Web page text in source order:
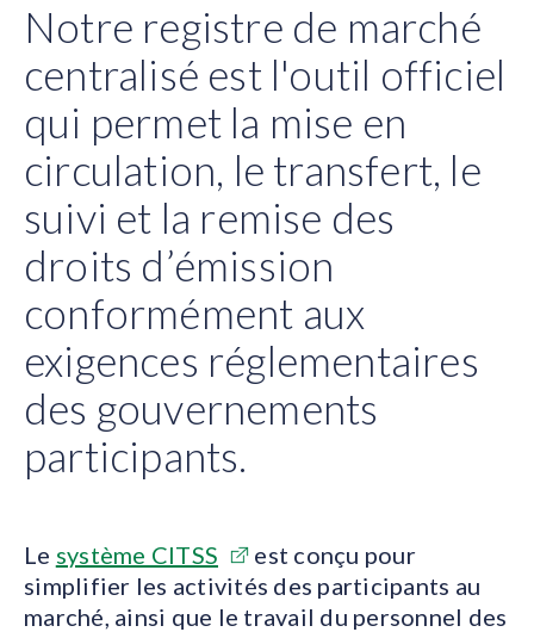
Notre registre de marché
centralisé est l'outil officiel
qui permet la mise en
circulation, le transfert, le
suivi et la remise des
droits d’émission
conformément aux
exigences réglementaires
des gouvernements
participants.
Le système CITSS
est conçu pour
simplifier les activités des participants au
marché, ainsi que le travail du personnel des